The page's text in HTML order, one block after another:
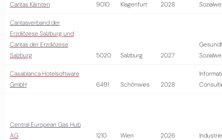
Caritas Kärnten 9010 Klagenfurt 2028
Caritasverband der
Erzdiözese Salzburg und
Caritas der Erzdiözese
Salzburg
5020 Salzburg 2027
Casablanca Hotelsoftware
GmbH
6491 Schönwies 2028
Central European Gas Hub
AG
1210 Wien 2026 Industrie